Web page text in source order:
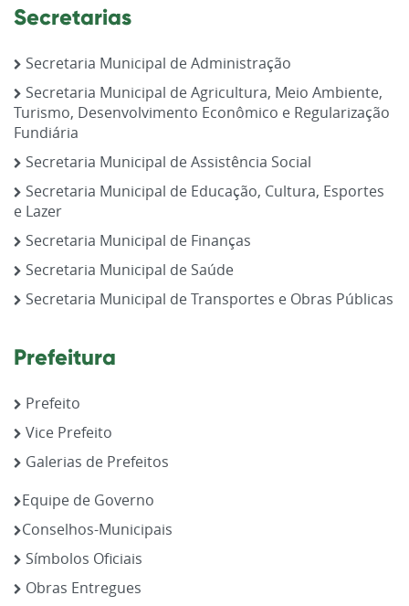
Secretarias
Secretaria Municipal de Administração
Secretaria Municipal de Agricultura, Meio Ambiente,
Turismo, Desenvolvimento Econômico e Regularização
Fundiária
Secretaria Municipal de Assistência Social
Secretaria Municipal de Educação, Cultura, Esportes
e Lazer
Secretaria Municipal de Finanças
Secretaria Municipal de Saúde
Secretaria Municipal de Transportes e Obras Públicas
Prefeitura
Prefeito
Vice Prefeito
Galerias de Prefeitos
Equipe de Governo
Conselhos-Municipais
Símbolos Oficiais
Obras Entregues